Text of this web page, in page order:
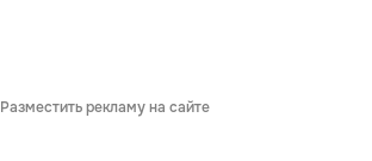
Разместить рекламу на сайте